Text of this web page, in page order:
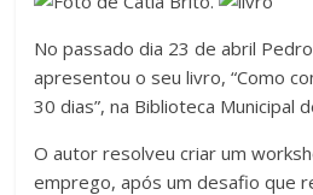
No passado dia 23 de abril
apresentou o seu livro, “Como
30 dias”, na Biblioteca Municipal
O autor resolveu criar um
emprego, após um desafio que